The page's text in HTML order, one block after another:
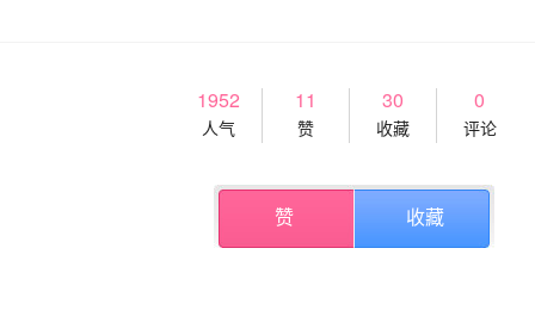
1952
人气
11
赞
30
收藏
0
评论
赞 收藏